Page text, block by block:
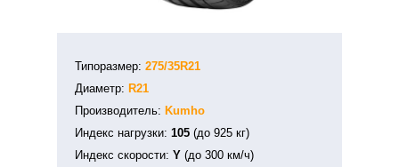
Типоразмер: 275/35R21
Диаметр: R21
Производитель: Kumho
Индекс нагрузки: 105 (до 925 кг)
Индекс скорости: Y (до 300 км/ч)